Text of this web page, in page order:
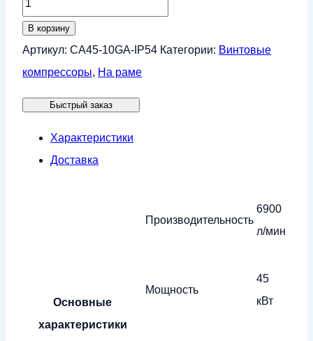
товара
Винтовой
компрессор
CA45-
10GA
(IP54)
В корзину
Артикул: CA45-10GA-IP54 Категории: Винтовые
компрессоры, На раме
Быстрый заказ
Характеристики
Доставка
Основные
характеристики
Производительность
6900
л/мин
Мощность
45
кВт